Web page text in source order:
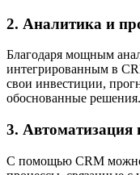
2. Аналитика и
Благодаря мощным
интегрированным в
свои инвестиции,
обоснованные решения.
3. Автоматизация
С помощью CRM можно